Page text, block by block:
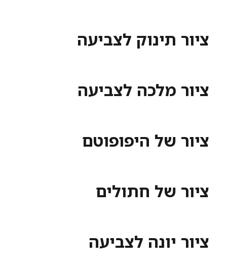
ציור תינוק לצביעה
ציור מלכה לצביעה
ציור של היפופוטם
ציור של חתולים
ציור יונה לצביעה